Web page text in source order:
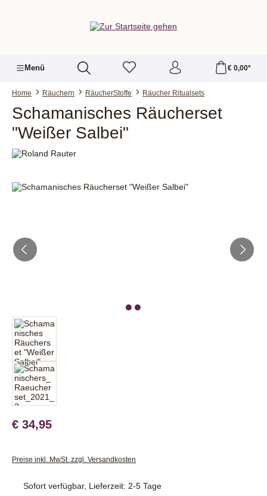
Menü € 0,00*
Home Räuchern RäucherStoffe Räucher Ritualsets
Schamanisches Räucherset
"Weißer Salbei"
Bildergalerie überspringen
€ 34,95
Preise inkl. MwSt. zzgl. Versandkosten
Sofort verfügbar, Lieferzeit: 2-5 Tage